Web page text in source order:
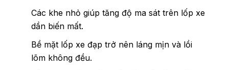
Các khe nhỏ giúp tăng độ ma sát trên lốp xe
dần biến mất.
Bề mặt lốp xe đạp trở nên láng mịn và lồi
lõm không đều.